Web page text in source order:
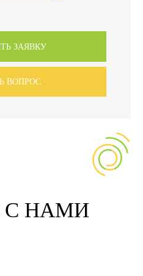
ЗАЯВКУ
ВОПРОС
С НАМИ